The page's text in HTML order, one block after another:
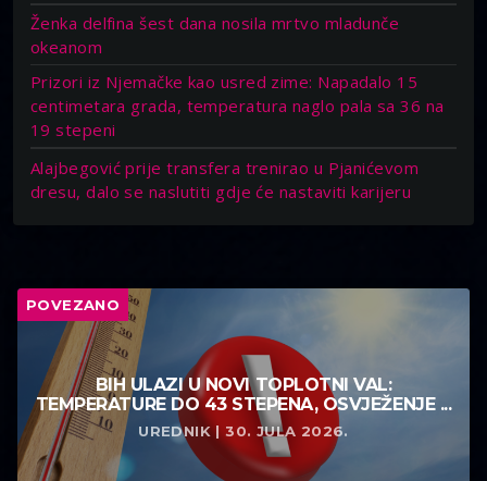
Ženka delfina šest dana nosila mrtvo mladunče
okeanom
Prizori iz Njemačke kao usred zime: Napadalo 15
centimetara grada, temperatura naglo pala sa 36 na
19 stepeni
Alajbegović prije transfera trenirao u Pjanićevom
dresu, dalo se naslutiti gdje će nastaviti karijeru
POVEZANO
BIH ULAZI U NOVI TOPLOTNI VAL:
TEMPERATURE DO 43 STEPENA, OSVJEŽENJE ...
UREDNIK | 30. JULA 2026.